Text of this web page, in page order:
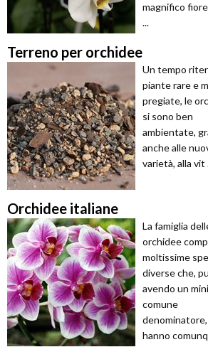
magnifico
...
Terreno per orchidee
Un tempo
piante rare e
pregiate, le
si sono ben
ambientate,
anche alle
varietà, alla vit
Orchidee italiane
La famiglia
orchidee
moltissime
diverse che,
avendo un
comune
denominatore,
hanno